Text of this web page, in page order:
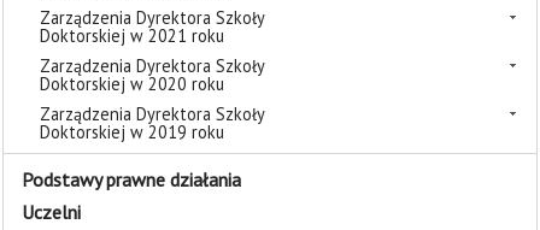
Zarządzenia Dyrektora Szkoły
Doktorskiej w 2021 roku
Zarządzenia Dyrektora Szkoły
Doktorskiej w 2020 roku
Zarządzenia Dyrektora Szkoły
Doktorskiej w 2019 roku
Podstawy prawne działania
Uczelni